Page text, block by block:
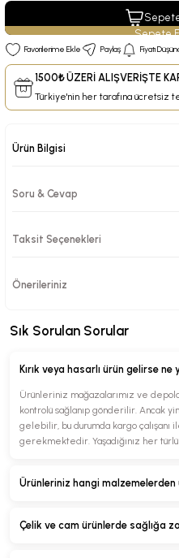
Paylaş Fiyatı
1500₺ ÜZERİ ALIŞVERİŞTE
Türkiye'nin her tarafına ücretsiz
Ürün Bilgisi
Soru & Cevap
Taksit Seçenekleri
Önerileriniz
Sık Sorulan Sorular
Kırık veya hasarlı ürün gelirse ne
Ürünleriniz mağazalarımız ve
kontrolü sağlanıp gönderilir. Ancak
gelebilir, bu durumda kargo
gerekmektedir. Yaşadığınız her
Ürünleriniz hangi
Çelik ve cam ürünlerde sağlığa